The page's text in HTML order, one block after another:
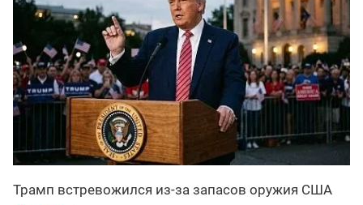
Трамп встревожился из-за запасов оружия США